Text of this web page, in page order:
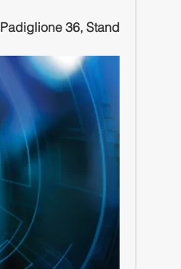
Padiglione 36, Stand